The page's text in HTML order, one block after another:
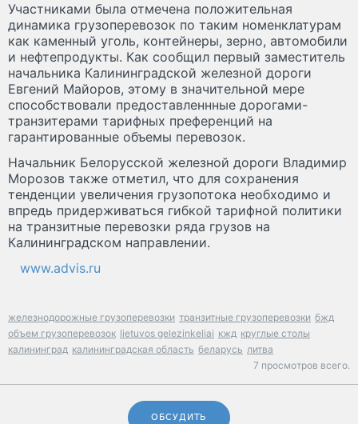
Участниками была отмечена положительная
динамика грузоперевозок по таким номенклатурам
как каменный уголь, контейнеры, зерно, автомобили
и нефтепродукты. Как сообщил первый заместитель
начальника Калининградской железной дороги
Евгений Майоров, этому в значительной мере
способствовали предоставленнные дорогами-
транзитерами тарифных преференций на
гарантированные объемы перевозок.
Начальник Белорусской железной дороги Владимир
Морозов также отметил, что для сохранения
тенденции увеличения грузопотока необходимо и
впредь придерживаться гибкой тарифной политики
на транзитные перевозки ряда грузов на
Калининградском направлении.
www.advis.ru
железнодорожные грузоперевозки транзитные грузоперевозки бжд
объем грузоперевозок lietuvos gelezinkeliai кжд круглые столы
калининград калининградская область беларусь литва
7 просмотров всего.
ОБСУДИТЬ